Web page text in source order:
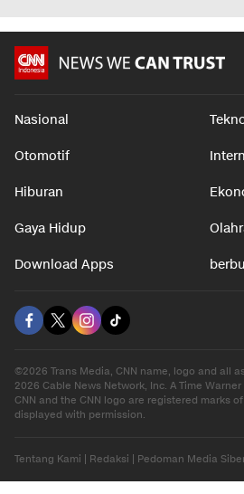
Nasional
Otomotif
Hiburan
Gaya Hidup
Download Apps
©2026 Trans Media, CNN name, logo and all
2026 Cable News Network, Inc. A Time
CNN and the CNN logo are registered marks
displayed with permission.
Tentang Kami Redaksi Pedoman Media